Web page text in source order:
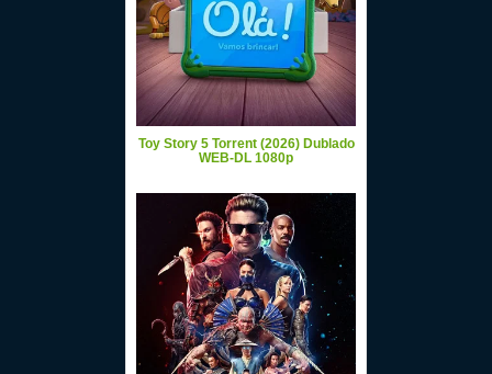
Toy Story 5 Torrent (2026) Dublado
WEB-DL 1080p